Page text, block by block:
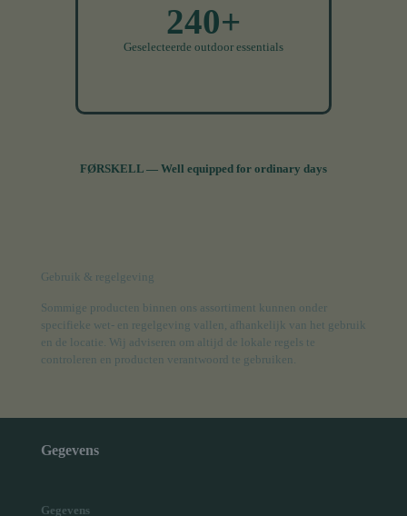
240+
Geselecteerde outdoor essentials
FØRSKELL — Well equipped for ordinary days
Gebruik & regelgeving
Sommige producten binnen ons assortiment kunnen onder
specifieke wet- en regelgeving vallen, afhankelijk van het gebruik
en de locatie. Wij adviseren om altijd de lokale regels te
controleren en producten verantwoord te gebruiken.
Gegevens
Gegevens